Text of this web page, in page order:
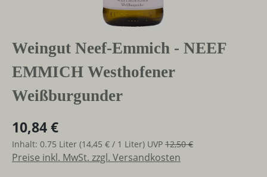
Weingut Neef-Emmich - NEEF
EMMICH Westhofener
Weißburgunder
10,84 €
Inhalt: 0.75 Liter (14,45 € / 1 Liter) UVP 12,50 €
Preise inkl. MwSt. zzgl. Versandkosten